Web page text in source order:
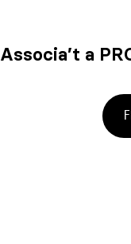
Associa’t a